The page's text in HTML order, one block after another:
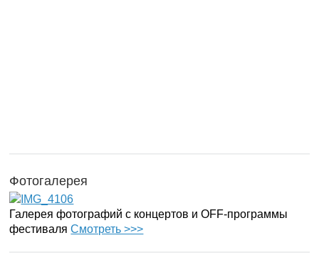
Фотогалерея
Галерея фотографий с концертов и OFF-программы
фестиваляСмотреть >>>